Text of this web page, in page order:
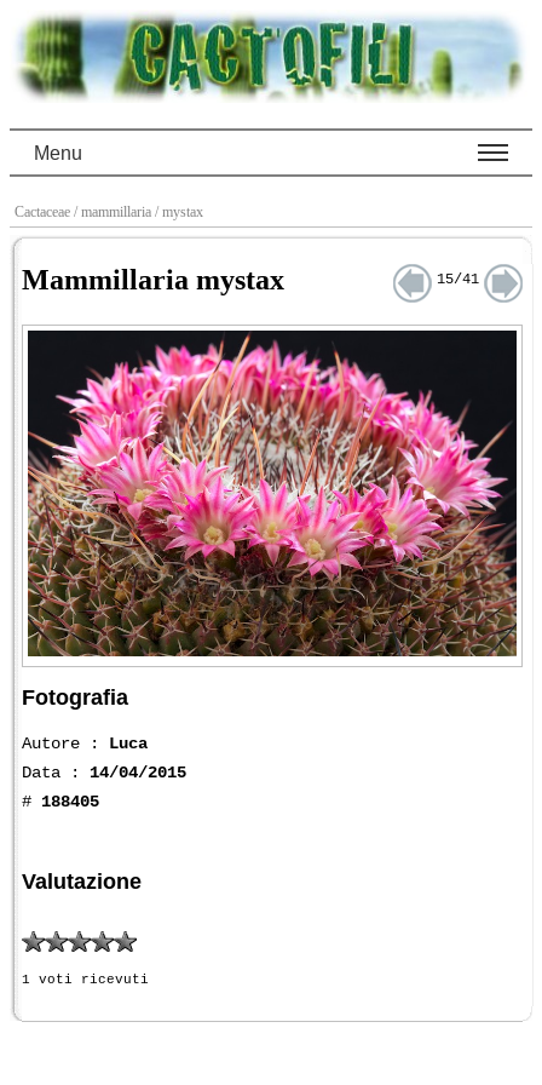
Menu
Cactaceae / mammillaria / mystax
Mammillaria mystax 15/41
Fotografia
Autore : Luca
Data : 14/04/2015
# 188405
Valutazione
1 voti ricevuti